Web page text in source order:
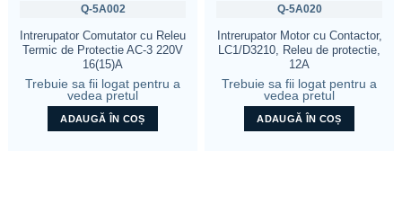
Q-5A002
Intrerupator Comutator cu Releu
Termic de Protectie AC-3 220V
16(15)A
Trebuie sa fii logat pentru a
vedea pretul
ADAUGĂ ÎN COȘ
Q-5A020
Intrerupator Motor cu Contactor,
LC1/D3210, Releu de protectie,
12A
Trebuie sa fii logat pentru a
vedea pretul
ADAUGĂ ÎN COȘ